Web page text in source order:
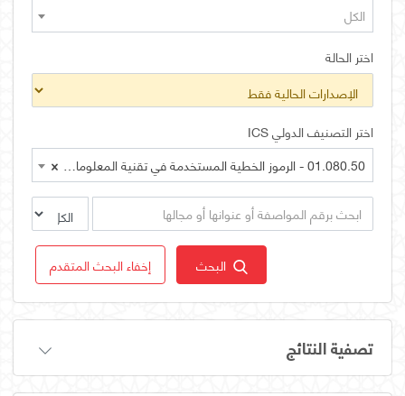
الكل
اختر الحالة
اختر التصنيف الدولي ICS
×
01.080.50 - الرموز الخطية المستخدمة في تقنية المعلومات الرسومات الفنية للاتصالات وغيرها من وثائق المنتجات الفنية
البحث إخفاء البحث المتقدم
تصفية النتائج